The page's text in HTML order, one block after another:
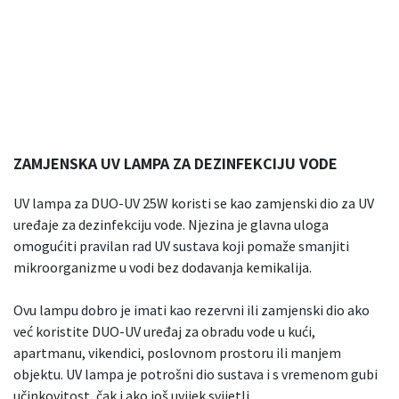
ZAMJENSKA UV LAMPA ZA DEZINFEKCIJU VODE
UV lampa za DUO-UV 25W koristi se kao zamjenski dio za UV
uređaje za dezinfekciju vode. Njezina je glavna uloga
omogućiti pravilan rad UV sustava koji pomaže smanjiti
mikroorganizme u vodi bez dodavanja kemikalija.
Ovu lampu dobro je imati kao rezervni ili zamjenski dio ako
već koristite DUO-UV uređaj za obradu vode u kući,
apartmanu, vikendici, poslovnom prostoru ili manjem
objektu. UV lampa je potrošni dio sustava i s vremenom gubi
učinkovitost, čak i ako još uvijek svijetli.